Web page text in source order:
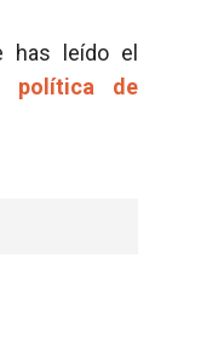
has leído el
política de